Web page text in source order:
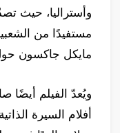
وأستراليا، حيث
مستفيدًا من الشعبية
مايكل جاكسون
ويُعدّ الفيلم أيضًا